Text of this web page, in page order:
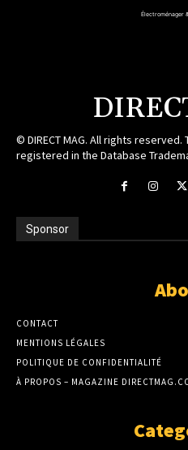
Électroménager
© DIRECT MAG. All rights reserved.
registered in the Database
Sponsor
CONTACT
MENTIONS LÉGALES
POLITIQUE DE CONFIDENTIALITÉ
À PROPOS – MAGAZINE